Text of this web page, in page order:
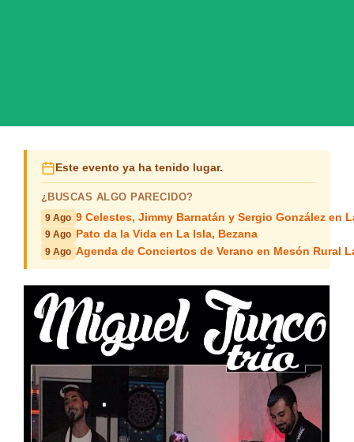
Este evento ya ha tenido lugar.
¿BUSCAS ALGO PARECIDO?
9 Ago 9 Celestes, Jimmy Barnatán y Sergio González en
9 Ago Pato da la Vida en La Isla, Bezana
9 Ago Agenda de Conciertos de Verano en Mesón Rural